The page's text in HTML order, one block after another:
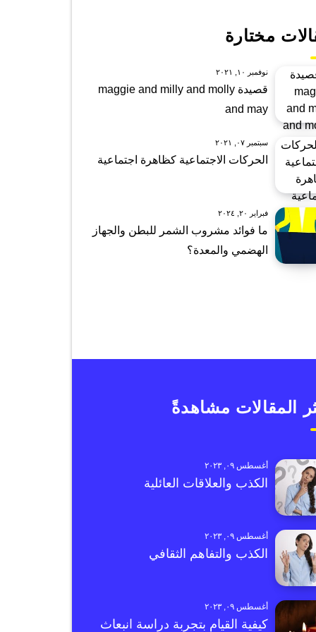
مختارة
نوفمبر ١٠, ٢٠٢١
قصيدة maggie and milly and molly
and may
سبتمبر ٠٧, ٢٠٢١
الحركات الاجتماعية كظاهرة اجتماعية
فبراير ٢٠, ٢٠٢٤
ما فوائد مشروب الشمر للبطن والجهاز
الهضمي والمعدة؟
المقالات مشاهدةً
أغسطس ٠٩, ٢٠٢٣
الكذب والعلاقات العائلية
أغسطس ٠٩, ٢٠٢٣
الكذب والتفاهم الثقافي
أغسطس ٠٩, ٢٠٢٣
كيفية القيام بتجربة دراسة انبعاث